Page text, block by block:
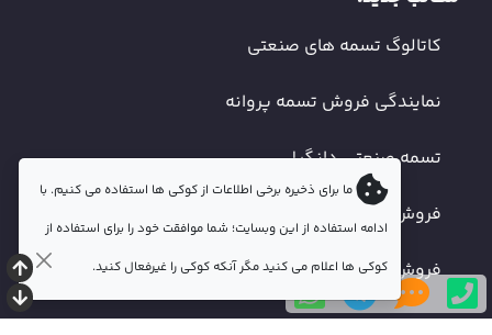
کاتالوگ تسمه های صنعتی
نمایندگی فروش تسمه پروانه
تسمه صنعتی دانگیل
فروش تسمه دندانه دار
فروش تسمه صنعتی اصفهان
ما برای ذخیره برخی اطلاعات از کوکی ها استفاده می کنیم. با
ادامه استفاده از این وبسایت؛ شما موافقت خود را برای استفاده از
کوکی ها اعلام می کنید مگر آنکه کوکی را غیرفعال کنید.